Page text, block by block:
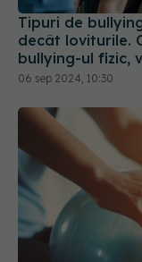
Tipuri de
decât loviturile.
bullying-ul fizic,
06 sep 2024, 10:30